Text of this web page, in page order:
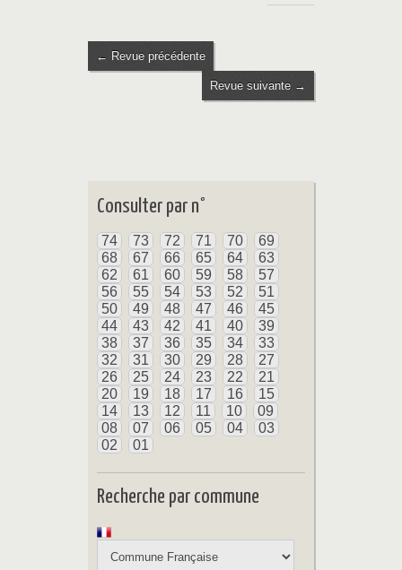
← Revue précédente
Revue suivante →
Consulter par n°
74 73 72 71 70
69
68
67 66 65 64
63
62
61 60 59 58
57
56
55 54 53 52
51
50
49 48 47 46
45
44
43 42 41 40
39
38
37 36 35 34
33
32
31 30 29 28
27
26
25 24 23 22
21
20
19 18 17 16
15
14
13 12 11 10
09
08
07 06 05 04
03
02
01
Recherche par commune